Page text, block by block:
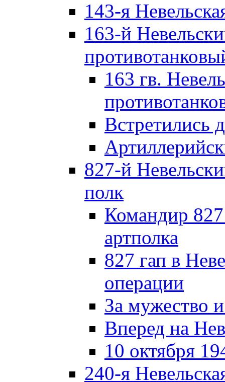
143-я
163-й
163 гв.
Встретились
827-й
полк
Командир 827
артполка
827 гап в
операции
За мужество
Вперед на
10 октября
240-я